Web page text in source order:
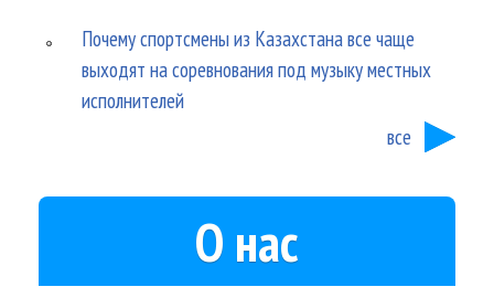
Почему спортсмены из Казахстана все чаще
выходят на соревнования под музыку местных
исполнителей
все
О нас